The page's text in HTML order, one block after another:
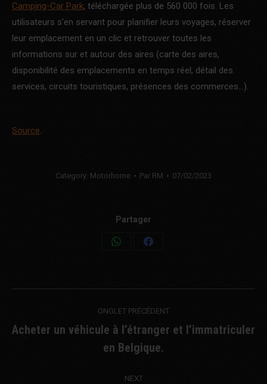
Camping-Car Park, téléchargée plus de 560 000 fois. Les
utilisateurs s’en servant pour planifier leurs voyages, réserver
leur emplacement en un clic et retrouver toutes les
informations sur et autour des aires (carte des aires,
disponibilité des emplacements en temps réel, détail des
services, circuits touristiques, présences des commerces…).
Source.
Category: Motorhome Par RM 07/02/2023
Partager
Share
Share
navigation
ONGLET PRÉCÉDENT
Previous
post:
Acheter un véhicule à l’étranger et l’immatriculer
en Belgique.
NEXT